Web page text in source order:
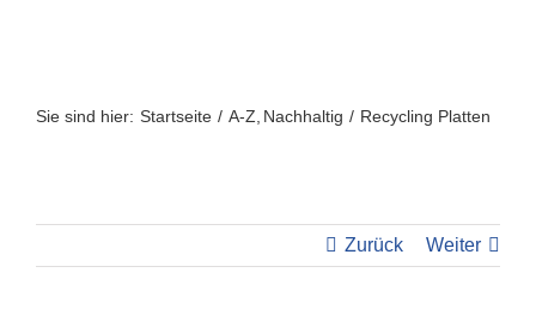
Sie sind hier: Startseite A-Z Nachhaltig Recycling Platten
Zurück Weiter